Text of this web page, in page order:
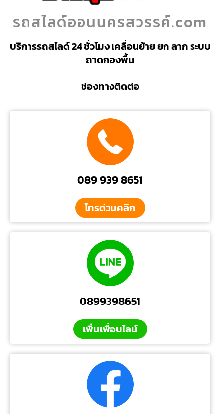
รถสไลด์ออนนครสวรรค์.com
บริการรถสไลด์ 24 ชั่วโมง เคลื่อนย้าย ยก ลาก ระบบ
ถาดกองพื้น
ช่องทางติดต่อ
089 939 8651
โทรด่วนคลิก
0899398651
เพิ่มเพื่อนไลน์